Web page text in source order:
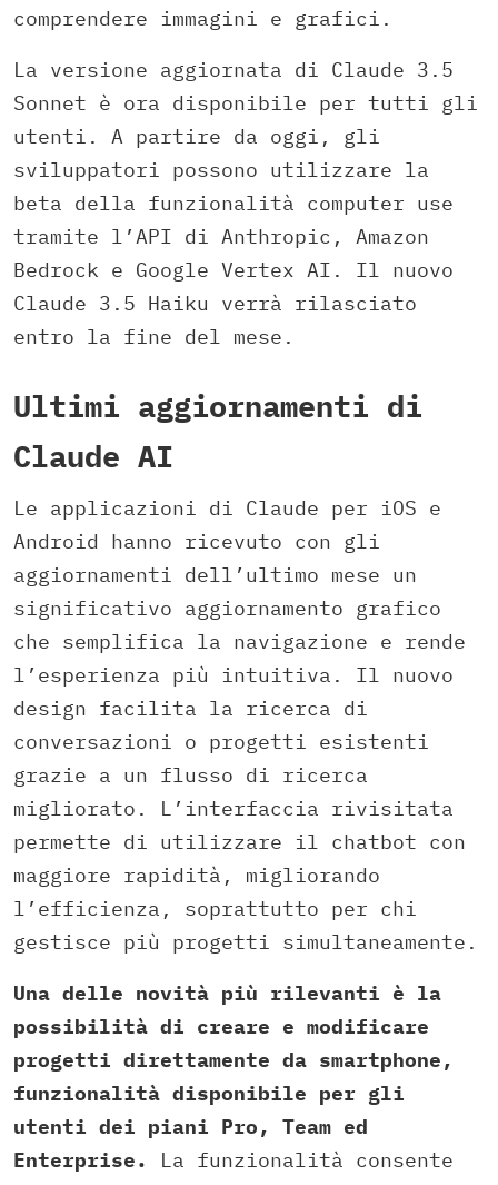
comprendere immagini e grafici.
La versione aggiornata di Claude 3.5
Sonnet è ora disponibile per tutti gli
utenti. A partire da oggi, gli
sviluppatori possono utilizzare la
beta della funzionalità computer use
tramite l’API di Anthropic, Amazon
Bedrock e Google Vertex AI. Il nuovo
Claude 3.5 Haiku verrà rilasciato
entro la fine del mese.
Ultimi aggiornamenti di
Claude AI
Le applicazioni di Claude per iOS e
Android hanno ricevuto con gli
aggiornamenti dell’ultimo mese un
significativo aggiornamento grafico
che semplifica la navigazione e rende
l’esperienza più intuitiva. Il nuovo
design facilita la ricerca di
conversazioni o progetti esistenti
grazie a un flusso di ricerca
migliorato. L’interfaccia rivisitata
permette di utilizzare il chatbot con
maggiore rapidità, migliorando
l’efficienza, soprattutto per chi
gestisce più progetti simultaneamente.
Una delle novità più rilevanti è la
possibilità di creare e modificare
progetti direttamente da smartphone,
funzionalità disponibile per gli
utenti dei piani Pro, Team ed
Enterprise.
La funzionalità consente